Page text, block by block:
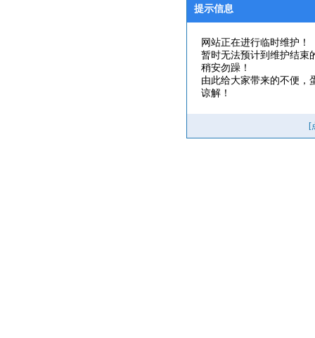
提示信息
网站正在进行临时维护！
暂时无法预计到维护结束
稍安勿躁！
由此给大家带来的不便，
谅解！
[